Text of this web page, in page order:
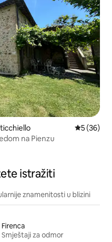
Prosječna
5 (36)
na Pienzu
istražiti
znamenitosti u blizini
Firenca
Smještaji za odmor